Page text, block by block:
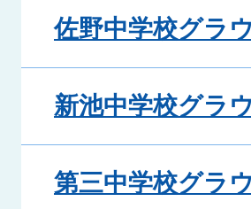
佐野中学校グラ
新池中学校グラ
第三中学校グラ